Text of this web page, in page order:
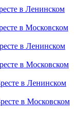
в Ленинском
в Московском
в Ленинском
в Московском
в Ленинском
в Московском